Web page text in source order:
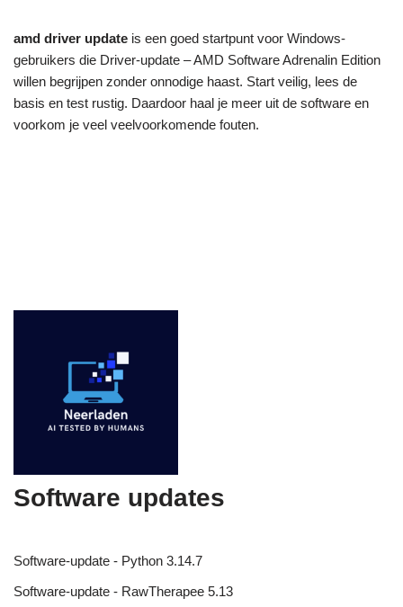
amd driver update is een goed startpunt voor Windows-
gebruikers die Driver-update – AMD Software Adrenalin Edition
willen begrijpen zonder onnodige haast. Start veilig, lees de
basis en test rustig. Daardoor haal je meer uit de software en
voorkom je veel veelvoorkomende fouten.
Software updates
Software-update - Python 3.14.7
Software-update - RawTherapee 5.13